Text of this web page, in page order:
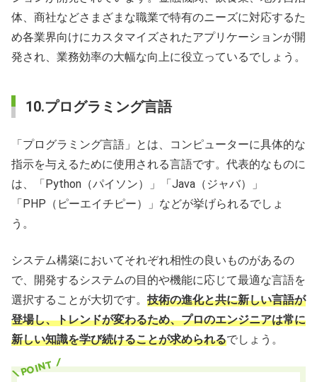
体、商社などさまざまな職業で特有のニーズに対応するた
め各業界向けにカスタマイズされたアプリケーションが開
発され、業務効率の大幅な向上に役立っているでしょう。
10.プログラミング言語
「プログラミング言語」とは、コンピューターに具体的な
指示を与えるために使用される言語です。代表的なものに
は、「Python（パイソン）」「Java（ジャバ）」
「PHP（ピーエイチピー）」などが挙げられるでしょ
う。
システム構築においてそれぞれ相性の良いものがあるの
で、開発するシステムの目的や機能に応じて最適な言語を
選択することが大切です。 技術の進化と共に新しい言語が
登場し、トレンドが変わるため、プロのエンジニアは常に
新しい知識を学び続けることが求められるでしょう。